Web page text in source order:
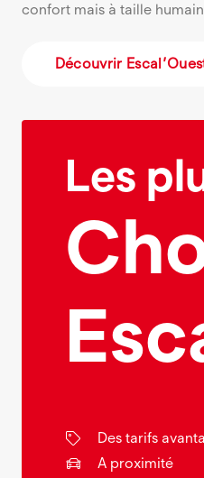
confort mais à taille
Découvrir
Les
Des tarifs
A proximité